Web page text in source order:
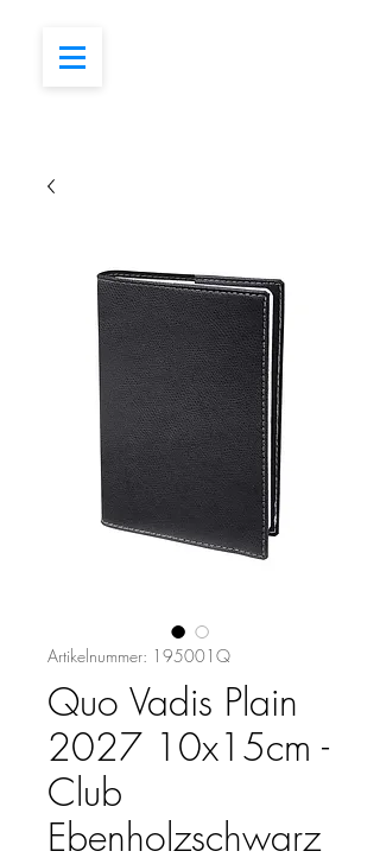
Artikelnummer: 195001Q
Quo Vadis Plain
2027 10x15cm -
Club
Ebenholzschwarz